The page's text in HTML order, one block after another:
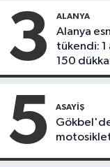
3 ALANYA
Alanya
tükendi: 1
150
kapandı
5 ASAYIŞ
Gökbel'de